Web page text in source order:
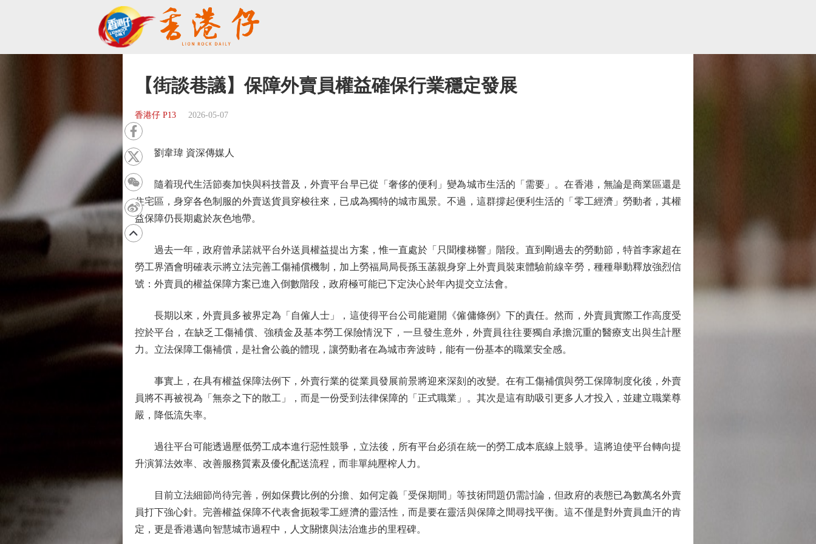
【街談巷議】保障外賣員權益確保行業穩定發展
香港仔 P13 2026-05-07
劉韋瑋 資深傳媒人
隨着現代生活節奏加快與科技普及，外賣平台早已從「奢侈的便利」變為城市生活的「需要」。在香港，無論是商業區還是
住宅區，身穿各色制服的外賣送貨員穿梭往來，已成為獨特的城市風景。不過，這群撐起便利生活的「零工經濟」勞動者，其權
益保障仍長期處於灰色地帶。
過去一年，政府曾承諾就平台外送員權益提出方案，惟一直處於「只聞樓梯響」階段。直到剛過去的勞動節，特首李家超在
勞工界酒會明確表示將立法完善工傷補償機制，加上勞福局局長孫玉菡親身穿上外賣員裝束體驗前線辛勞，種種舉動釋放強烈信
號：外賣員的權益保障方案已進入倒數階段，政府極可能已下定決心於年內提交立法會。
長期以來，外賣員多被界定為「自僱人士」，這使得平台公司能避開《僱傭條例》下的責任。然而，外賣員實際工作高度受
控於平台，在缺乏工傷補償、強積金及基本勞工保險情況下，一旦發生意外，外賣員往往要獨自承擔沉重的醫療支出與生計壓
力。立法保障工傷補償，是社會公義的體現，讓勞動者在為城市奔波時，能有一份基本的職業安全感。
事實上，在具有權益保障法例下，外賣行業的從業員發展前景將迎來深刻的改變。在有工傷補償與勞工保障制度化後，外賣
員將不再被視為「無奈之下的散工」，而是一份受到法律保障的「正式職業」。其次是這有助吸引更多人才投入，並建立職業尊
嚴，降低流失率。
過往平台可能透過壓低勞工成本進行惡性競爭，立法後，所有平台必須在統一的勞工成本底線上競爭。這將迫使平台轉向提
升演算法效率、改善服務質素及優化配送流程，而非單純壓榨人力。
目前立法細節尚待完善，例如保費比例的分擔、如何定義「受保期間」等技術問題仍需討論，但政府的表態已為數萬名外賣
員打下強心針。完善權益保障不代表會扼殺零工經濟的靈活性，而是要在靈活與保障之間尋找平衡。這不僅是對外賣員血汗的肯
定，更是香港邁向智慧城市過程中，人文關懷與法治進步的里程碑。